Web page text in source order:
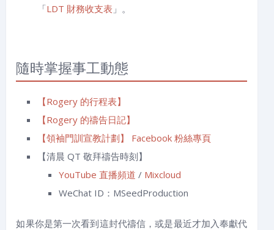
「LDT 財務收支表 」。
隨時掌握事工動態
【Rogery 的行程表】
【Rogery 的禱告日記】
【領袖門訓宣教計劃】 Facebook 粉絲專頁
【清晨 QT 敬拜禱告時刻】
YouTube 直播頻道 / Mixcloud
WeChat ID：MSeedProduction
如果你是第一次看到這封代禱信，或是最近才加入奉獻代